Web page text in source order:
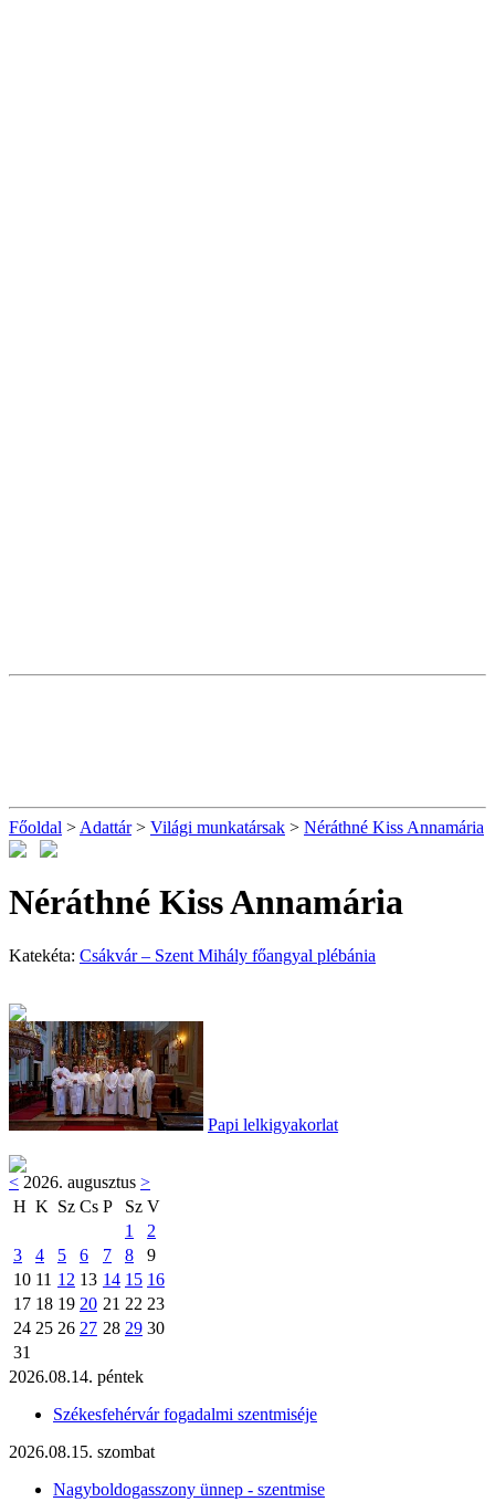
Főoldal > Adattár> Világi munkatársak > Néráthné Kiss Annamária
Néráthné Kiss Annamária
Katekéta: Csákvár – Szent Mihály főangyal plébánia
Papi lelkigyakorlat
< 2026. augusztus >
H K Sz Cs P Sz V
1
2
3
4 5 6 7 8
9
10 11 12 13 14 15 16
17 18 19 20 21 22 23
24 25 26 27 28 29 30
31
2026.08.14. péntek
Székesfehérvár fogadalmi szentmiséje
2026.08.15. szombat
Nagyboldogasszony ünnep - szentmise